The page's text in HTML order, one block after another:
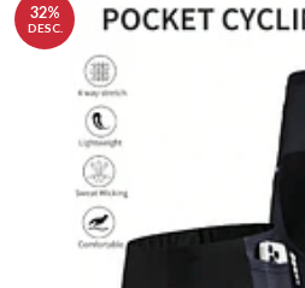
32%
DESC.